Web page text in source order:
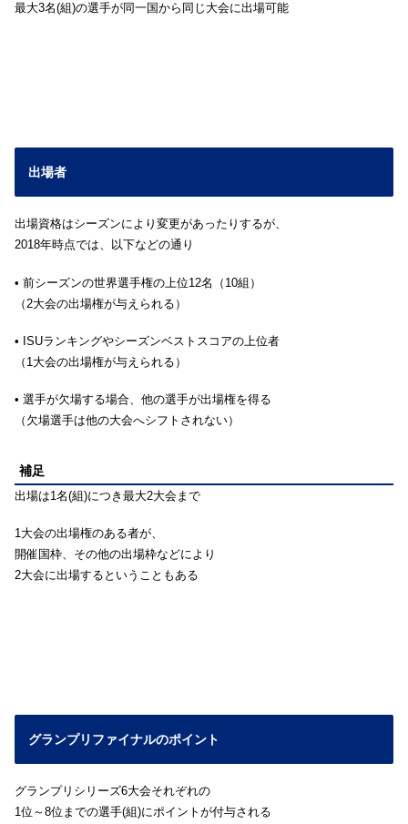
最大3名(組)の選手が同一国から同じ大会に出場可能
出場者
出場資格はシーズンにより変更があったりするが、
2018年時点では、以下などの通り
• 前シーズンの世界選手権の上位12名（10組）
（2大会の出場権が与えられる）
• ISUランキングやシーズンベストスコアの上位者
（1大会の出場権が与えられる）
• 選手が欠場する場合、他の選手が出場権を得る
（欠場選手は他の大会へシフトされない）
補足
出場は1名(組)につき最大2大会まで
1大会の出場権のある者が、
開催国枠、その他の出場枠などにより
2大会に出場するということもある
グランプリファイナルのポイント
グランプリシリーズ6大会それぞれの
1位～8位までの選手(組)にポイントが付与される